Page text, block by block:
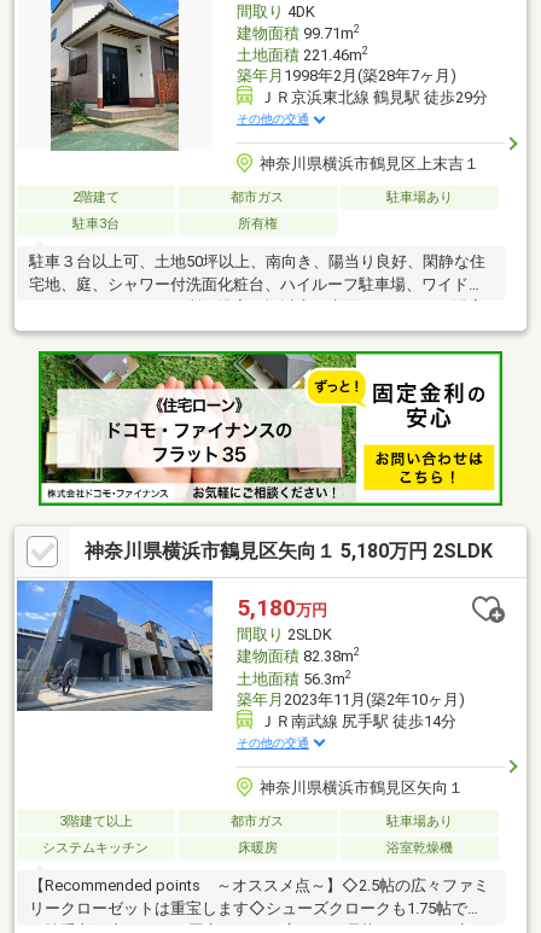
間取り 4DK
建物面積99.71m2
土地面積221.46m2
築年月 1998年2月(築28年7ヶ月)
ＪＲ京浜東北線 鶴見駅 徒歩29分
その他の交通
神奈川県横浜市鶴見区上末吉１
2階建て 都市ガス
駐車場あり
駐車3台
所有権
駐車３台以上可、土地50坪以上、南向き、陽当り良好、閑静な住
宅地、庭、シャワー付洗面化粧台、ハイルーフ駐車場、ワイドバ
に窓、都市近郊、眺望良好、全居室６畳以上、都市ガス、小学校
徒歩10分以内
神奈川県横浜市鶴見区矢向１ 5,180万円 2SLDK
5,180万円
間取り 2SLDK
建物面積82.38m2
土地面積56.3m2
築年月 2023年11月(築2年10ヶ月)
ＪＲ南武線 尻手駅 徒歩14分
その他の交通
神奈川県横浜市鶴見区矢向１
3階建て以上 都市ガス
駐車場あり
システムキッチン
床暖房 浴室乾燥機
【Recommended points ～オススメ点～】◇2.5帖の広々ファミ
リークローゼットは重宝します◇シューズクロークも1.75帖で使